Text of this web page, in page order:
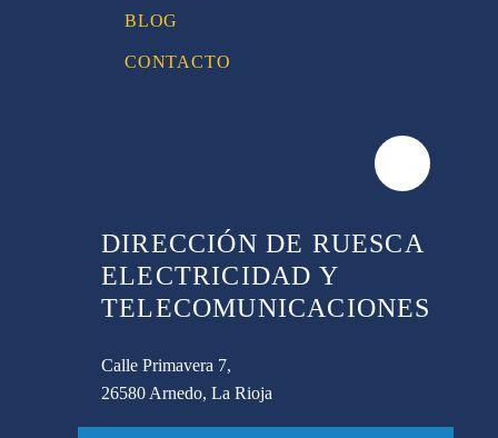
BLOG
CONTACTO
DIRECCIÓN DE RUESCA
ELECTRICIDAD Y
TELECOMUNICACIONES
Calle Primavera 7,
26580 Arnedo, La Rioja